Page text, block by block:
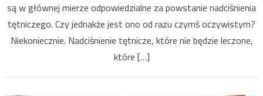
są w głównej mierze odpowiedzialne za powstanie nadciśnienia
tętniczego. Czy jednakże jest ono od razu czymś oczywistym?
Niekoniecznie. Nadciśnienie tętnicze, które nie będzie leczone,
które […]